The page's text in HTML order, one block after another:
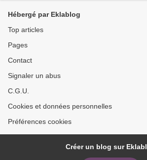
Hébergé par Eklablog
Top articles
Pages
Contact
Signaler un abus
C.G.U.
Cookies et données personnelles
Préférences cookies
Créer un blog sur